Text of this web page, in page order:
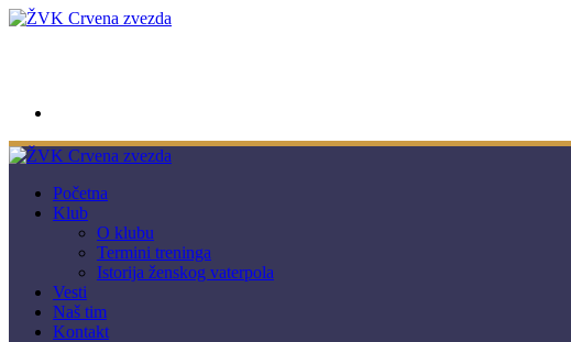
Početna
Klub
O klubu
Termini treninga
Istorija ženskog vaterpola
Vesti
Naš tim
Kontakt